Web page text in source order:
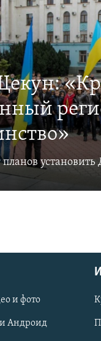
планов
и фото
Андроид